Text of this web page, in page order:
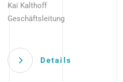
Kai Kalthoff
Geschäftsleitung
Details